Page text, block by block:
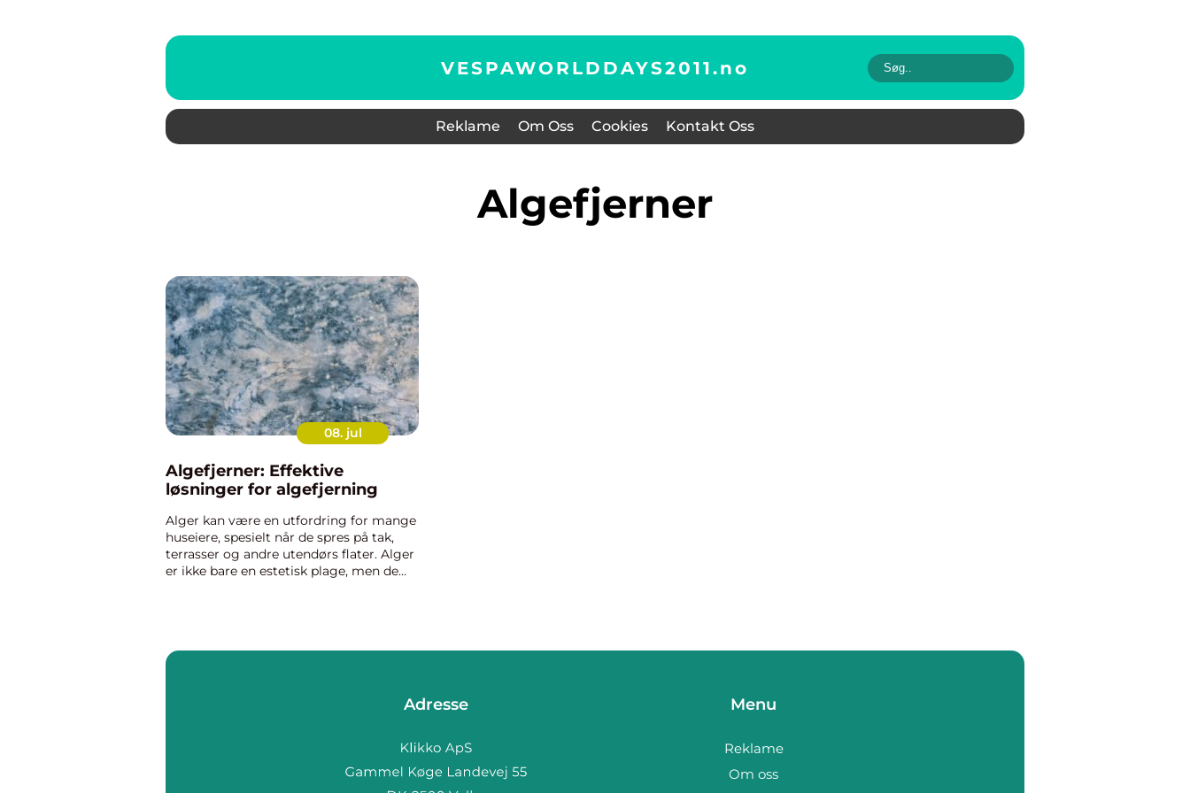
VESPAWORLDDAYS2011.no
Reklame Om Oss Cookies Kontakt Oss
Algefjerner
08. jul
Algefjerner: Effektive
løsninger for algefjerning
Alger kan være en utfordring for mange
huseiere, spesielt når de spres på tak,
terrasser og andre utendørs flater. Alger
er ikke bare en estetisk plage, men de
Adresse Menu
Reklame
Om oss